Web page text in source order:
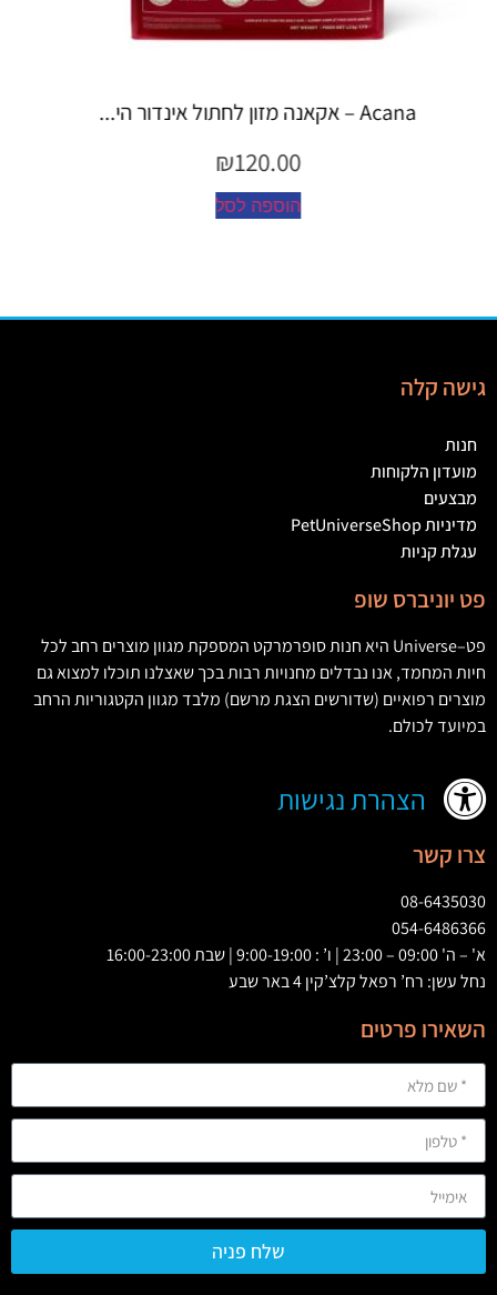
Espree – שמפו 355 מ"ל יערות ה...
₪45.00
הוספה לסל
גישה קלה
חנות
מועדון הלקוחות
מבצעים
מדיניות PetUniverseShop
עגלת קניות
פט יוניברס שופ
פט–
Universe היא חנות סופרמרקט המספקת מגוון מוצרים רחב לכל
חיות המחמד,אנו נבדלים מחנויות רבות בכך שאצלנו תוכלו למצוא גם
מוצרים רפואיים (שדורשים הצגת מרשם) מלבד מגוון הקטגוריות הרחב
במיועד לכולם.
הצהרת נגישות
צרו קשר
08-6435030
054-6486366
א' – ה' 09:00 – 23:00 | ו’ : 9:00-19:00 | שבת 16:00-23:00
נחל עשן: רח’ רפאל קלצ’קין 4 באר שבע
השאירו פרטים
שלח פניה